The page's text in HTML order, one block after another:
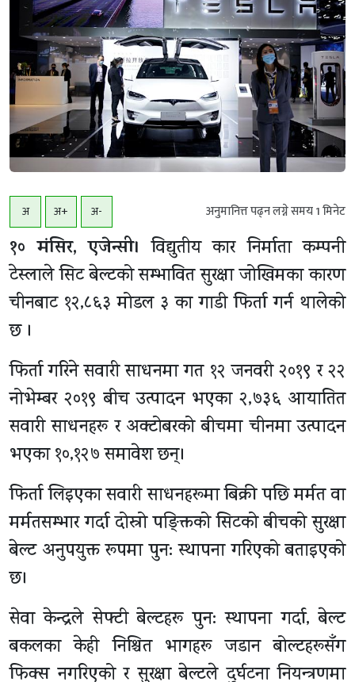
अ अ+ अ- अनुमानित्त पढ्न लग्ने समय1मिनेट
१० मंसिर, एजेन्सी। विद्युतीय कार निर्माता कम्पनी
टेस्लाले सिट बेल्टको सम्भावित सुरक्षा जोखिमका कारण
चीनबाट १२,८६३ मोडल ३ का गाडी फिर्ता गर्न थालेको
छ ।
फिर्ता गरिने सवारी साधनमा गत १२ जनवरी २०१९ र २२
नोभेम्बर २०१९ बीच उत्पादन भएका २,७३६ आयातित
सवारी साधनहरू र अक्टोबरको बीचमा चीनमा उत्पादन
भएका १०,१२७ समावेश छन्।
फिर्ता लिइएका सवारी साधनहरूमा बिक्री पछि मर्मत वा
मर्मतसम्भार गर्दा दोस्रो पङ्क्तिको सिटको बीचको सुरक्षा
बेल्ट अनुपयुक्त रूपमा पुन: स्थापना गरिएको बताइएको
छ।
सेवा केन्द्रले सेफ्टी बेल्टहरू पुन: स्थापना गर्दा, बेल्ट
बकलका केही निश्चित भागहरू जडान बोल्टहरूसँग
फिक्स नगरिएको र सुरक्षा बेल्टले दुर्घटना नियन्त्रणमा